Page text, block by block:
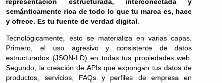
semánticamente rica de todo lo que tu marca es, hace
y ofrece. Es tu fuente de verdad digital
Tecnológicamente, esto se materializa en varias capas.
Primero, el uso agresivo y consistente de datos
estructurados (JSON-LD) en todas tus propiedades web.
Segundo, la creación de APIs que expongan tus datos de
productos, servicios, FAQs y perfiles de empresa en